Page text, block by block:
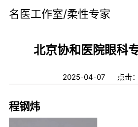
名医工作室/柔性专家
北京协和医院眼科
2025-04-07 点击
程钢炜